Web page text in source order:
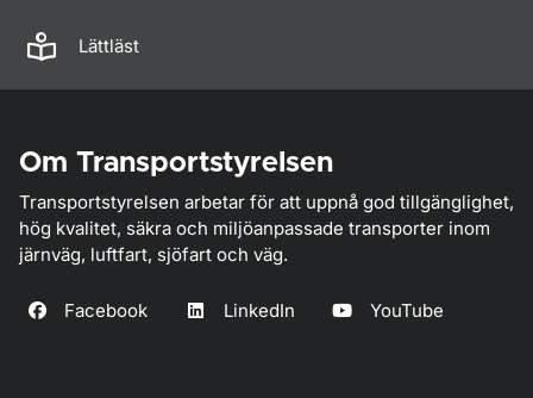
Lättläst
Om Transportstyrelsen
Transportstyrelsen arbetar för att uppnå god tillgänglighet,
hög kvalitet, säkra och miljöanpassade transporter inom
järnväg, luftfart, sjöfart och väg.
Facebook LinkedIn YouTube